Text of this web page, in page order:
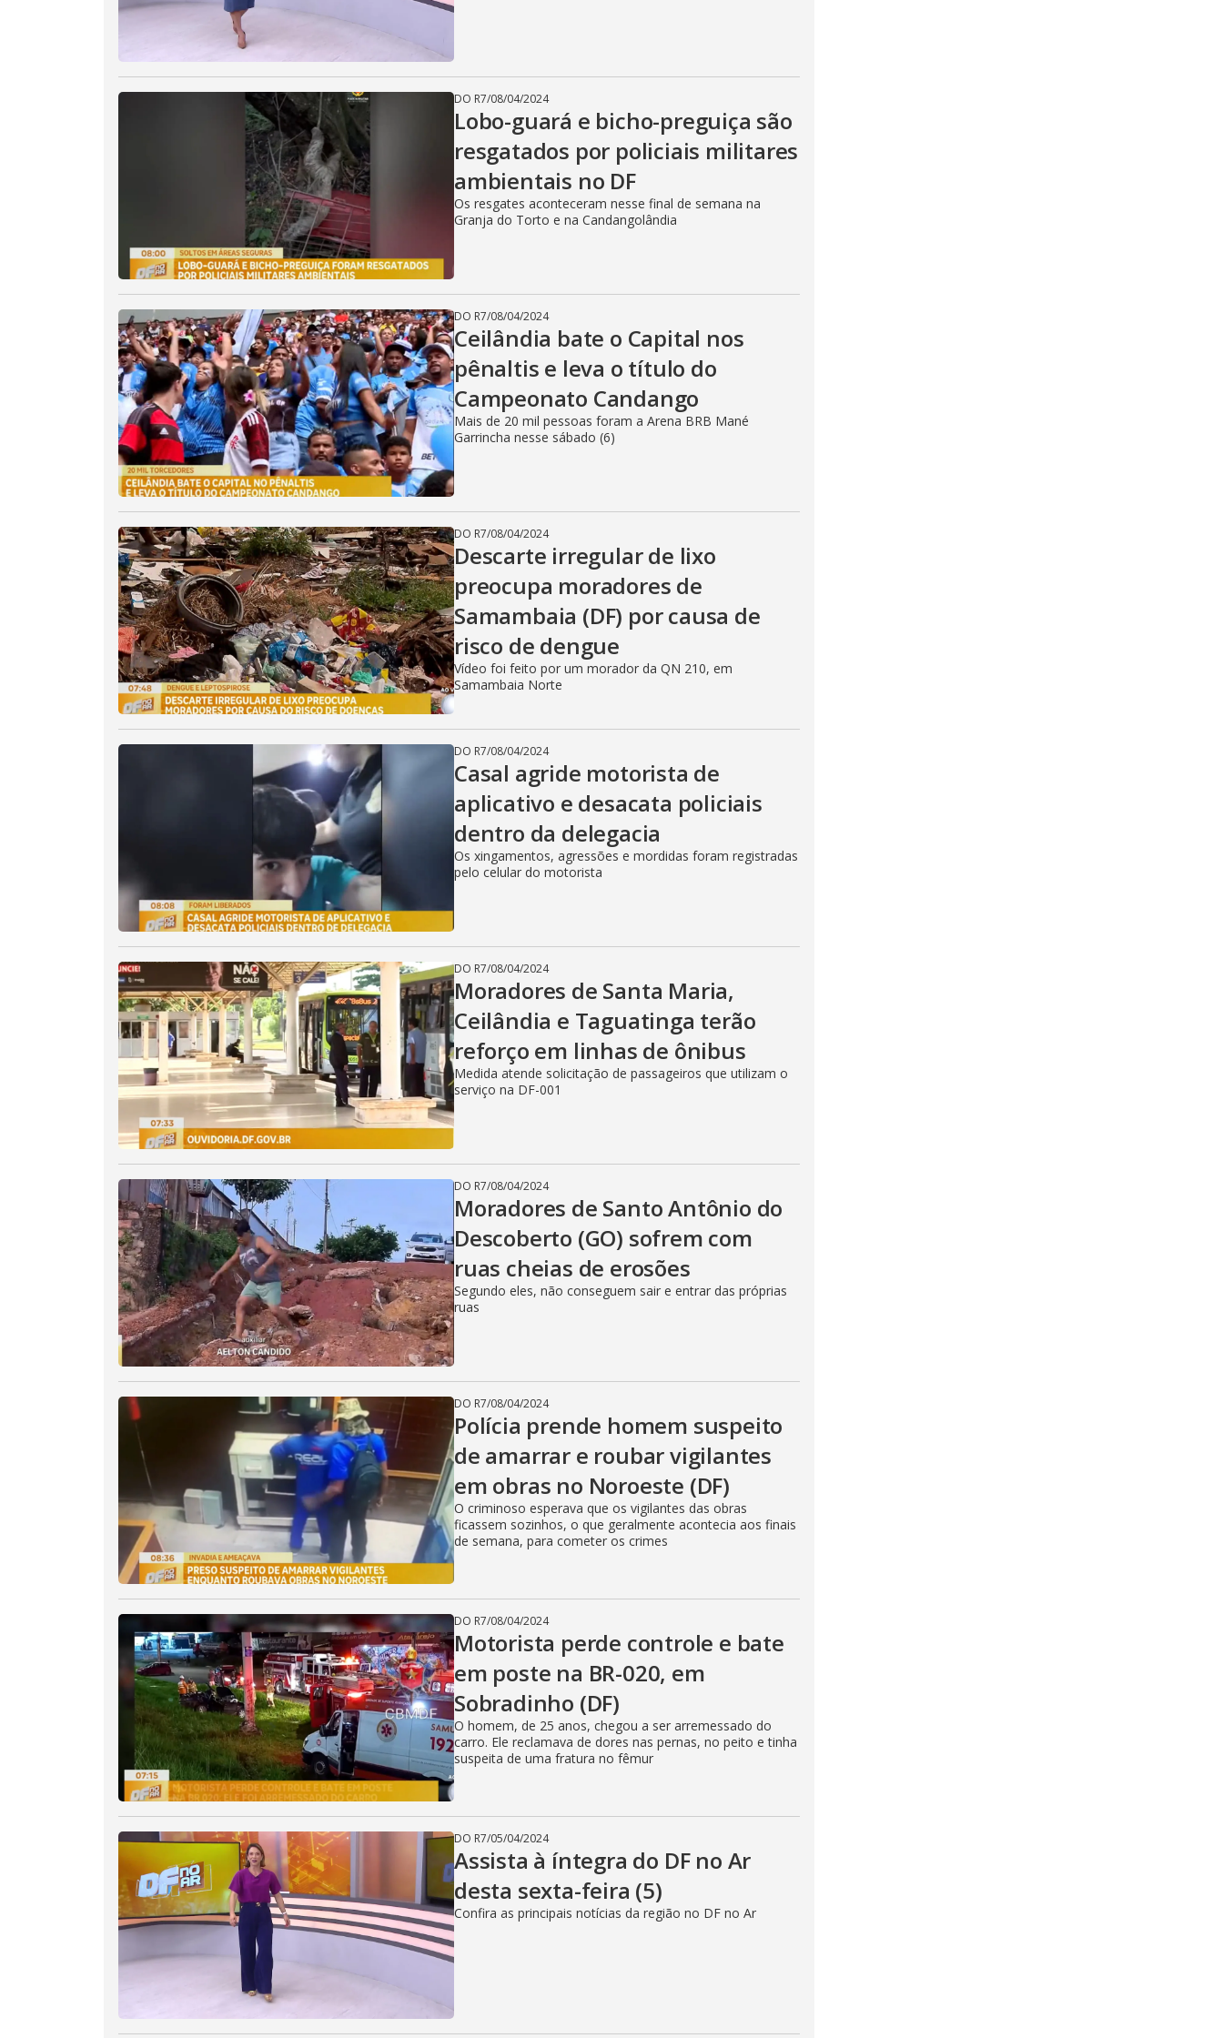
i
d
e
o
DO R7/08/04/2024
Lobo-guará e bicho-preguiça são
resgatados por policiais militares
ambientais no DF
Os resgates aconteceram nesse final de semana na
Granja do Torto e na Candangolândia
DO R7/08/04/2024
Ceilândia bate o Capital nos
pênaltis e leva o título do
Campeonato Candango
Mais de 20 mil pessoas foram a Arena BRB Mané
Garrincha nesse sábado (6)
DO R7/08/04/2024
Descarte irregular de lixo
preocupa moradores de
Samambaia (DF) por causa de
risco de dengue
Vídeo foi feito por um morador da QN 210, em
Samambaia Norte
DO R7/08/04/2024
Casal agride motorista de
aplicativo e desacata policiais
dentro da delegacia
Os xingamentos, agressões e mordidas foram registradas
pelo celular do motorista
DO R7/08/04/2024
Moradores de Santa Maria,
Ceilândia e Taguatinga terão
reforço em linhas de ônibus
Medida atende solicitação de passageiros que utilizam o
serviço na DF-001
DO R7/08/04/2024
Moradores de Santo Antônio do
Descoberto (GO) sofrem com
ruas cheias de erosões
Segundo eles, não conseguem sair e entrar das próprias
ruas
DO R7/08/04/2024
Polícia prende homem suspeito
de amarrar e roubar vigilantes
em obras no Noroeste (DF)
O criminoso esperava que os vigilantes das obras
ficassem sozinhos, o que geralmente acontecia aos finais
de semana, para cometer os crimes
DO R7/08/04/2024
Motorista perde controle e bate
em poste na BR-020, em
Sobradinho (DF)
O homem, de 25 anos, chegou a ser arremessado do
carro. Ele reclamava de dores nas pernas, no peito e tinha
suspeita de uma fratura no fêmur
DO R7/05/04/2024
Assista à íntegra do DF no Ar
desta sexta-feira (5)
Confira as principais notícias da região no DF no Ar